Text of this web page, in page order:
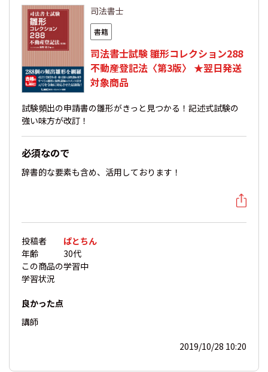
司法書士
書籍
司法書士試験 雛形コレクション288
不動産登記法〈第3版〉 ★翌日発送
対象商品
試験頻出の申請書の雛形がきっと見つかる！記述式試験の
強い味方が改訂！
必須なので
辞書的な要素も含め、活用しております！
投稿者
ぱとちん
年齢
30代
この商品の
学習状況
学習中
良かった点
講師
2019/10/28 10:20